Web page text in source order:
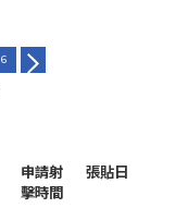
6
申請射
擊時間
張貼日